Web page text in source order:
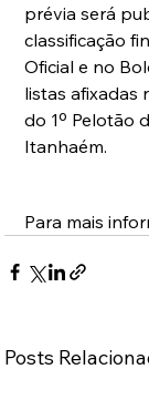
prévia será
classificação
Oficial e no
listas afixadas
do 1º Pelotão
Itanhaém.
Para mais
Posts